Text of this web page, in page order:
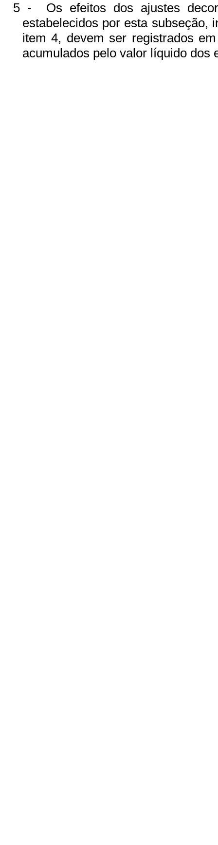
5 -
Os efeitos dos ajustes
estabelecidos por esta subseção,
item 4, devem ser registrados
acumulados pelo valor líquido dos